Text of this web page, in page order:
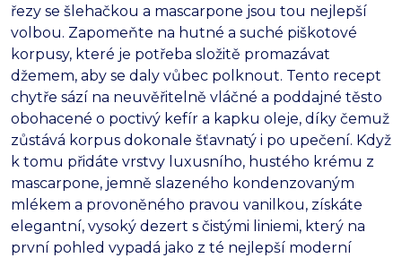
řezy se šlehačkou a mascarpone jsou tou nejlepší
volbou. Zapomeňte na hutné a suché piškotové
korpusy, které je potřeba složitě promazávat
džemem, aby se daly vůbec polknout. Tento recept
chytře sází na neuvěřitelně vláčné a poddajné těsto
obohacené o poctivý kefír a kapku oleje, díky čemuž
zůstává korpus dokonale šťavnatý i po upečení. Když
k tomu přidáte vrstvy luxusního, hustého krému z
mascarpone, jemně slazeného kondenzovaným
mlékem a provoněného pravou vanilkou, získáte
elegantní, vysoký dezert s čistými liniemi, který na
první pohled vypadá jako z té nejlepší moderní